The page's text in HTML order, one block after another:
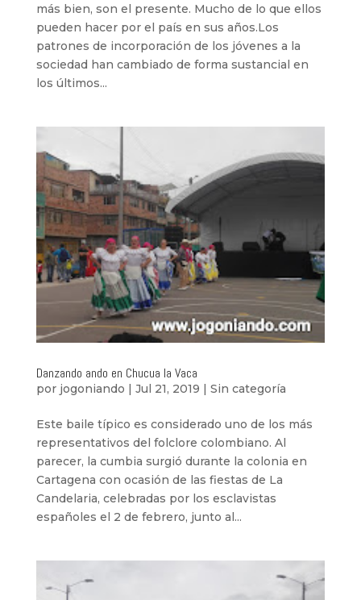
más bien, son el presente. Mucho de lo que ellos
pueden hacer por el país en sus años.Los
patrones de incorporación de los jóvenes a la
sociedad han cambiado de forma sustancial en
los últimos...
Danzando ando en Chucua la Vaca
por jogoniando Jul 21, 2019 Sin categoría
Este baile típico es considerado uno de los más
representativos del folclore colombiano. Al
parecer, la cumbia surgió durante la colonia en
Cartagena con ocasión de las fiestas de La
Candelaria, celebradas por los esclavistas
españoles el 2 de febrero, junto al...